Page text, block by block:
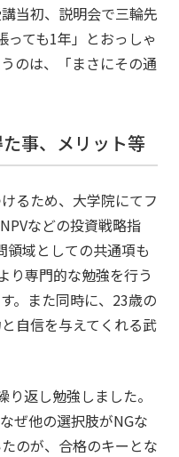
当初、説明会で三輪先
っても1年」とおっしゃ
のは、「まさにその通
事、メリット等
るため、大学院にてフ
などの投資戦略指
域としての共通項も
り専門的な勉強を行う
。また同時に、23歳の
自信を与えてくれる武
返し勉強しました。
ぜ他の選択肢がNGな
のが、合格のキーとな